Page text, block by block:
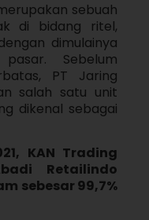
sebuah
di bidang ritel,
dimulainya
Sebelum
PT Jaring
salah satu unit
dikenal sebagai
KAN Trading
Retailindo
sebesar 99,7%